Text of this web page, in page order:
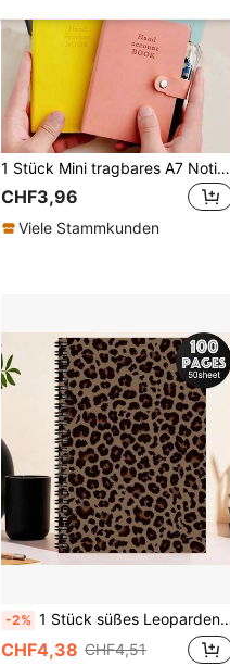
1 Stück Mini tragbares A7 Notizbuch/Taschenbuch, Ledereinband, verdickte Seiten, Knopf-Karomuster, Datenschutz, einfaches tragbares Notizbuch, Studentenplaner Tagebuch, Notizbuch, Vokabelheft, Buch, Büronotizbuch, Schulanfang Geschenk, Schulpreis und Belohnungsgeschenk, Geburtstag, Weihnachten, Halloween, Thanksgiving Geschenk, Bürobedarf, Schulbedarf
CHF3,96
Viele Stammkunden
-2% 1 Stück süßes Leoparden- & Zebra-Muster Spiralnotizbuch - Tagebuch mit Schleifen-Dekor Einband, geeignet für Schule, Büro, Reisen, Journaling, Planung - tragbares Schreibnotizbuch - Tier-Muster Tagebuch Geschenk Schulbedarf
CHF4,38 CHF4,51